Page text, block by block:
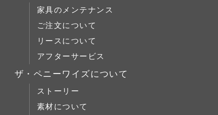
チェスト
ブックケース
デスク
ベッド
ミラー/スモールアイテム
サイドボード
展示中
ブックケース
デスク
ベッド
家具のメンテナンス
ご注文について
リースについて
アフターサービス
ザ・ペニーワイズについて
ストーリー
素材について